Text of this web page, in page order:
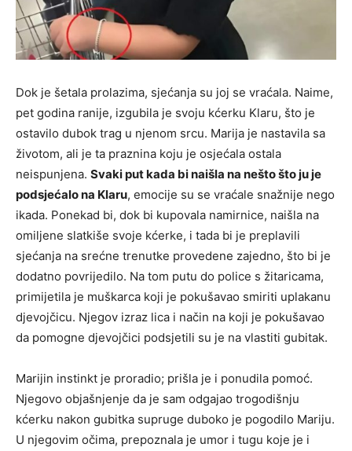
Dok je šetala prolazima, sjećanja su joj se vraćala. Naime,
pet godina ranije, izgubila je svoju kćerku Klaru, što je
ostavilo dubok trag u njenom srcu. Marija je nastavila sa
životom, ali je ta praznina koju je osjećala ostala
neispunjena. Svaki put kada bi naišla na nešto što ju je
podsjećalo na Klaru, emocije su se vraćale snažnije nego
ikada. Ponekad bi, dok bi kupovala namirnice, naišla na
omiljene slatkiše svoje kćerke, i tada bi je preplavili
sjećanja na srećne trenutke provedene zajedno, što bi je
dodatno povrijedilo. Na tom putu do police s žitaricama,
primijetila je muškarca koji je pokušavao smiriti uplakanu
djevojčicu. Njegov izraz lica i način na koji je pokušavao
da pomogne djevojčici podsjetili su je na vlastiti gubitak.
Marijin instinkt je proradio; prišla je i ponudila pomoć.
Njegovo objašnjenje da je sam odgajao trogodišnju
kćerku nakon gubitka supruge duboko je pogodilo Mariju.
U njegovim očima, prepoznala je umor i tugu koje je i